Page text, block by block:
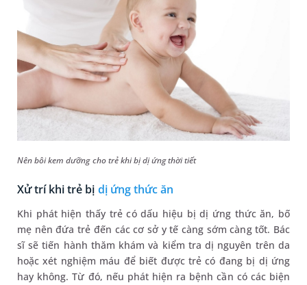
Nên bôi kem dưỡng cho trẻ khi bị dị ứng thời tiết
Xử trí khi trẻ bị dị ứng thức ăn
Khi phát hiện thấy trẻ có dấu hiệu bị dị ứng thức ăn, bố
mẹ nên đứa trẻ đến các cơ sở y tế càng sớm càng tốt. Bác
sĩ sẽ tiến hành thăm khám và kiểm tra dị nguyên trên da
hoặc xét nghiệm máu để biết được trẻ có đang bị dị ứng
hay không. Từ đó, nếu phát hiện ra bệnh cần có các biện